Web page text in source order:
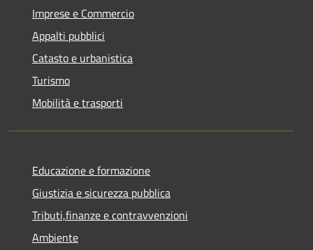
Imprese e Commercio
Appalti pubblici
Catasto e urbanistica
Turismo
Mobilità e trasporti
Educazione e formazione
Giustizia e sicurezza pubblica
Tributi,finanze e contravvenzioni
Ambiente